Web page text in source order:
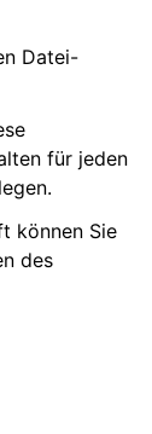
Datei-
für jeden
können Sie
des